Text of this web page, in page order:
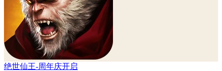
绝世仙王-周年庆开启